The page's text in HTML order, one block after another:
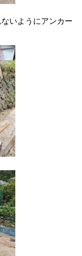
いようにアンカー